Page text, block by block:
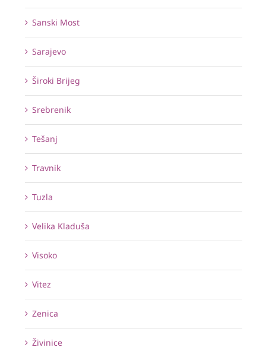
Sanski Most
Sarajevo
Široki Brijeg
Srebrenik
Tešanj
Travnik
Tuzla
Velika Kladuša
Visoko
Vitez
Zenica
Živinice